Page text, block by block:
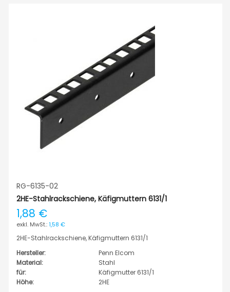
RG-6135-02
2HE-Stahlrackschiene, Käfigmuttern 6131/1
1,88 €
1,58 €
2HE-Stahlrackschiene, Käfigmuttern 6131/1
Hersteller:
Penn Elcom
Material:
Stahl
für:
Käfigmutter 6131/1
Höhe:
2HE